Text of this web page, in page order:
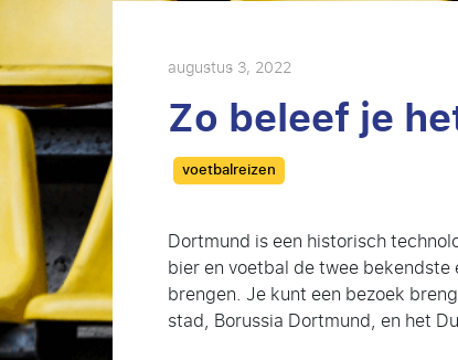
augustus 3, 2022
Zo beleef je
Categories
voetbalreizen
Dortmund is een historisch
bier en voetbal de twee
brengen. Je kunt een bezoek
stad, Borussia Dortmund, en het